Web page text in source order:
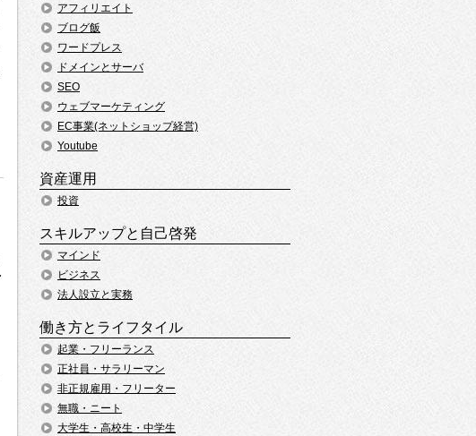
アフィリエイト
ブログ飯
ワードプレス
ドメインとサーバ
SEO
ウェブマーケティング
EC事業(ネットショップ経営)
Youtube
資産運用
投資
スキルアップと自己啓発
マインド
ビジネス
法人設立と実務
働き方とライフタイル
起業・フリーランス
正社員・サラリーマン
非正規雇用・フリーター
無職・ニート
大学生・高校生・中学生